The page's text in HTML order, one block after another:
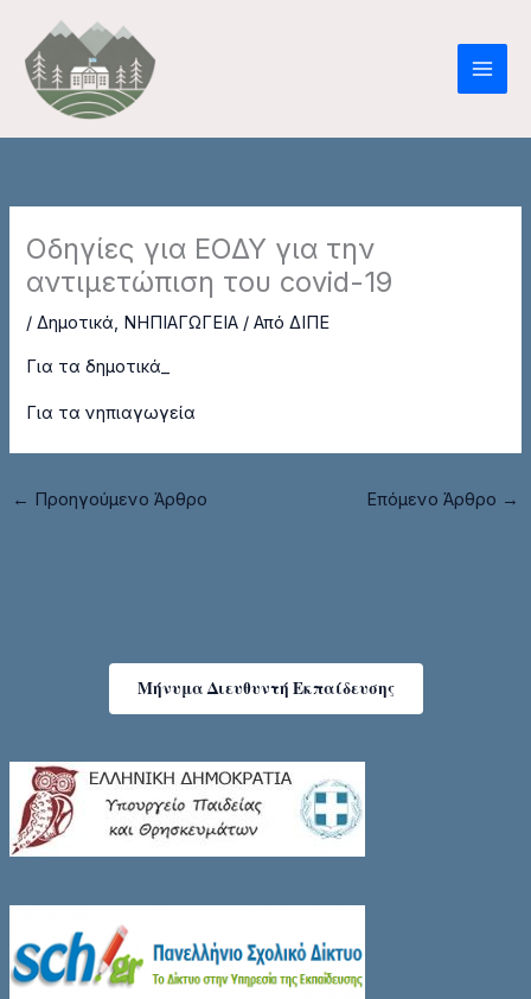
περιεχόμενο
Μήνυμα Διευθυντή Εκπαίδευσης
Οδηγίες για ΕΟΔΥ για την
αντιμετώπιση του covid-19
/Δημοτικά, ΝΗΠΙΑΓΩΓΕΙΑ / ΑπόΔΙΠΕ
Για τα δημοτικά_
Για τα νηπιαγωγεία
← Προηγούμενο Άρθρο Επόμενο Άρθρο →